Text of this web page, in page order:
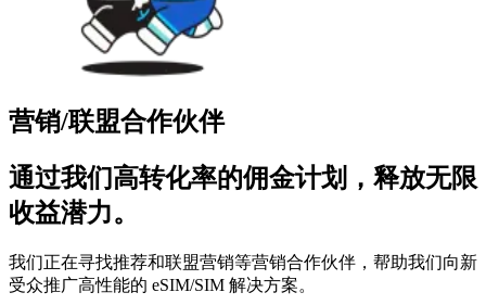
营销/联盟合作伙伴
通过我们高转化率的佣金计划，释放无限
收益潜力。
我们正在寻找推荐和联盟营销等营销合作伙伴，帮助我们向新
受众推广高性能的 eSIM/SIM 解决方案。